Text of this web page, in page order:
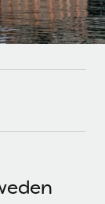
in deine